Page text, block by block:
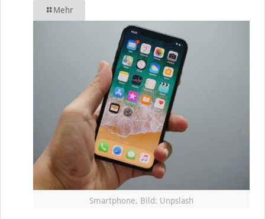
Mehr
Smartphone, Bild: Unpslash